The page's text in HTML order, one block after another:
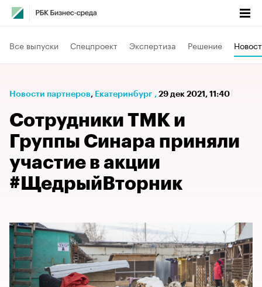
Все выпуски Спецпроект Экспертиза Решение
Новости партнеров⁠, Екатеринбург , 29 дек 2021, 11:40
Сотрудники ТМК и
Группы Синара приняли
участие в акции
#ЩедрыйВторник